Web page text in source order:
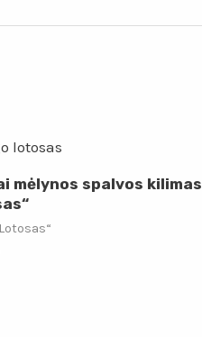
mėlynos spalvos kilimas